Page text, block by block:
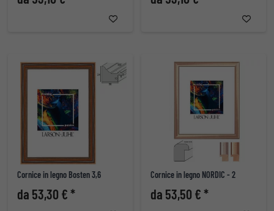
Cornice in legno Bosten 3,6
da 53,30 € *
Cornice in legno NORDIC - 2
da 53,50 € *